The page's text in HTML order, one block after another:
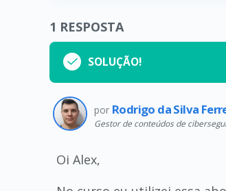
1 RESPOSTA
SOLUÇÃO!
por Rodrigo da Silva
Gestor de conteúdos de
Oi Alex,